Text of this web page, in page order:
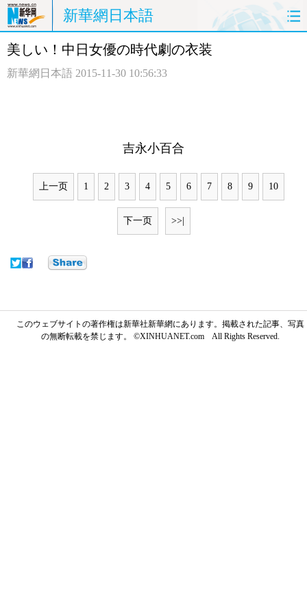
新華網日本語
ホームページ 政治
美しい！中日女優の時代劇の衣装
新華網日本語 2015-11-30 10:56:33
吉永小百合
上一页 1 2 3 4 5 6 7 8 9 10
下一页 >>|
このウェブサイトの著作権は新華社新華網にあります。掲載された記事、写真
の無断転載を禁じます。 ©XINHUANET.com All Rights Reserved.